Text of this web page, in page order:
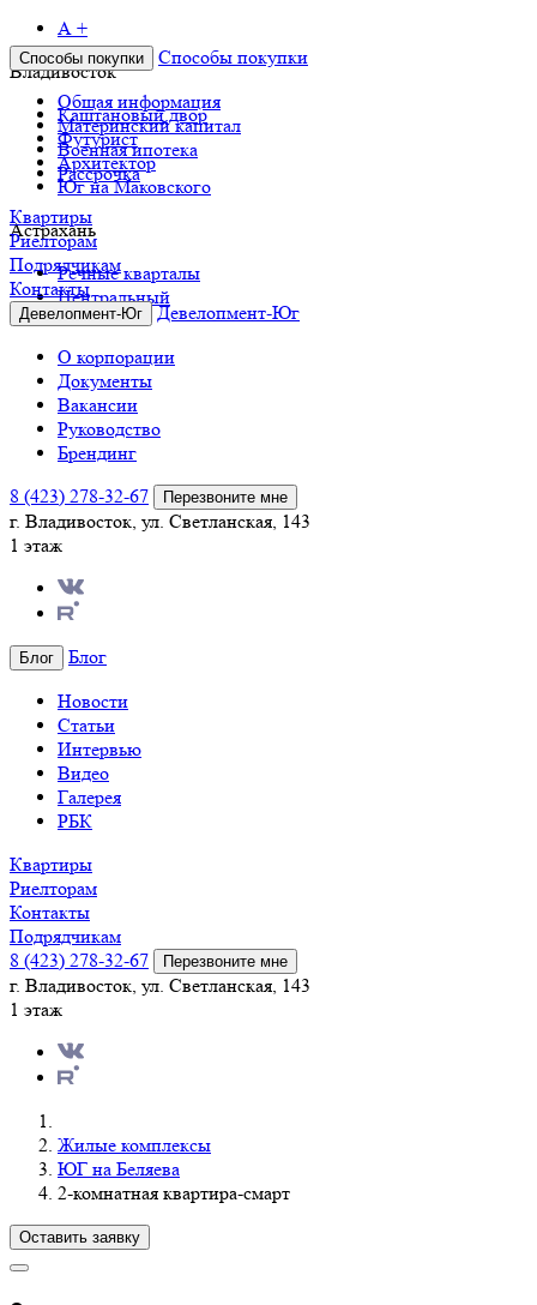
А +
Владивосток
Каштановый двор
Футурист
Архитектор
Юг на Маковского
Астрахань
Речные кварталы
Центральный
Способы покупки
Способы покупки
Общая информация
Материнский капитал
Военная ипотека
Рассрочка
Квартиры
Риелторам
Подрядчикам
Контакты
Девелопмент-Юг
Девелопмент-Юг
О корпорации
Документы
Вакансии
Руководство
Брендинг
8 (423) 278-32-67
Перезвоните мне
г. Владивосток, ул. Светланская, 143
1 этаж
Блог
Блог
Новости
Статьи
Интервью
Видео
Галерея
РБК
Квартиры
Риелторам
Контакты
Подрядчикам
8 (423) 278-32-67
Перезвоните мне
г. Владивосток, ул. Светланская, 143
1 этаж
Жилые комплексы
ЮГ на Беляева
2-комнатная квартира-смарт
Оставить заявку